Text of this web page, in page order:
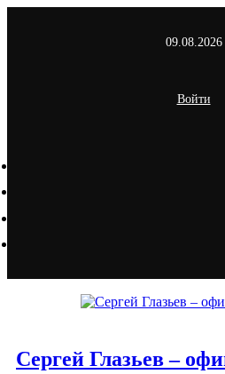
09.08.2026
Войти
Сергей Глазьев –